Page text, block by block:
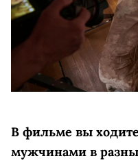
В фильме вы
мужчинами в